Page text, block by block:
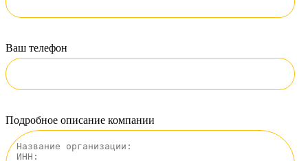
Ваш телефон
Подробное описание компании